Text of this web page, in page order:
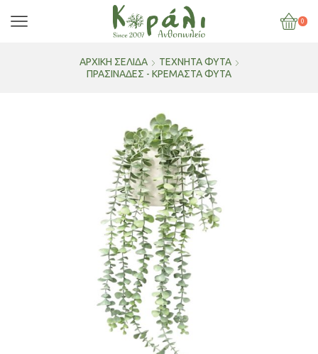
0
ΑΡΧΙΚΉ ΣΕΛΊΔΑ
ΤΕΧΝΗΤΑ ΦΥΤΑ
ΠΡΑΣΙΝΑΔΕΣ - ΚΡΕΜΑΣΤΑ ΦΥΤΑ